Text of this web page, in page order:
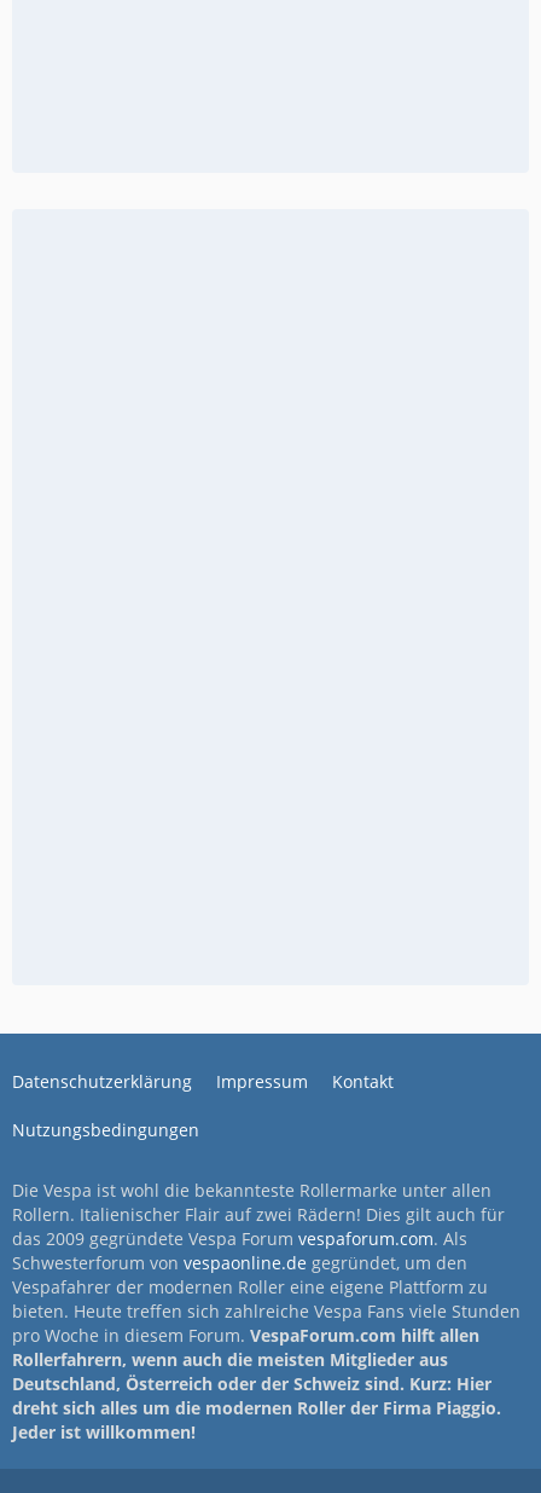
Datenschutzerklärung Impressum Kontakt
Nutzungsbedingungen
Die Vespa ist wohl die bekannteste Rollermarke unter allen
Rollern. Italienischer Flair auf zwei Rädern! Dies gilt auch für
das 2009 gegründete Vespa Forum vespaforum.com. Als
Schwesterforum von vespaonline.de gegründet, um den
Vespafahrer der modernen Roller eine eigene Plattform zu
bieten. Heute treffen sich zahlreiche Vespa Fans viele Stunden
pro Woche in diesem Forum. VespaForum.com hilft allen
Rollerfahrern, wenn auch die meisten Mitglieder aus
Deutschland, Österreich oder der Schweiz sind. Kurz: Hier
dreht sich alles um die modernen Roller der Firma Piaggio.
Jeder ist willkommen!